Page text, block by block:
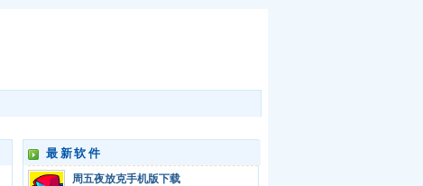
最新软件
周五夜放克手机版下载